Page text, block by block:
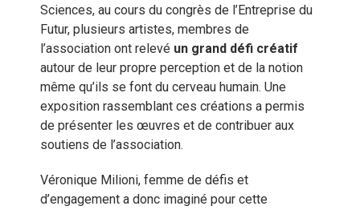
Sciences, au cours du congrès de l’Entreprise du
Futur, plusieurs artistes, membres de
l’association ont relevé un grand défi créatif
autour de leur propre perception et de la notion
même qu’ils se font du cerveau humain. Une
exposition rassemblant ces créations a permis
de présenter les œuvres et de contribuer aux
soutiens de l’association.
Véronique Milioni, femme de défis et
d’engagement a donc imaginé pour cette